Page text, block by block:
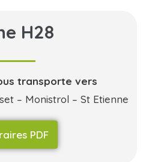
H28
transporte vers
– Monistrol – St Etienne
PDF